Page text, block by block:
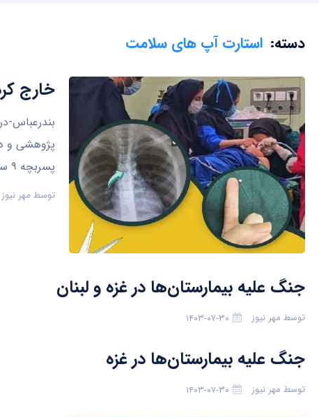
دسته: استارت آپ های سلامت
خارج کردن
پژوهشی و
پسربچه ۹ ساله‌ای شده بود، خارج کنند.
توسط مهر نیوز
جنگ علیه بیمارستان‌ها در غزه و لبنان
توسط مهر نیوز ۱۴۰۳-۰۷-۳۰
جنگ علیه بیمارستان‌ها در غزه
توسط مهر نیوز ۱۴۰۳-۰۷-۳۰